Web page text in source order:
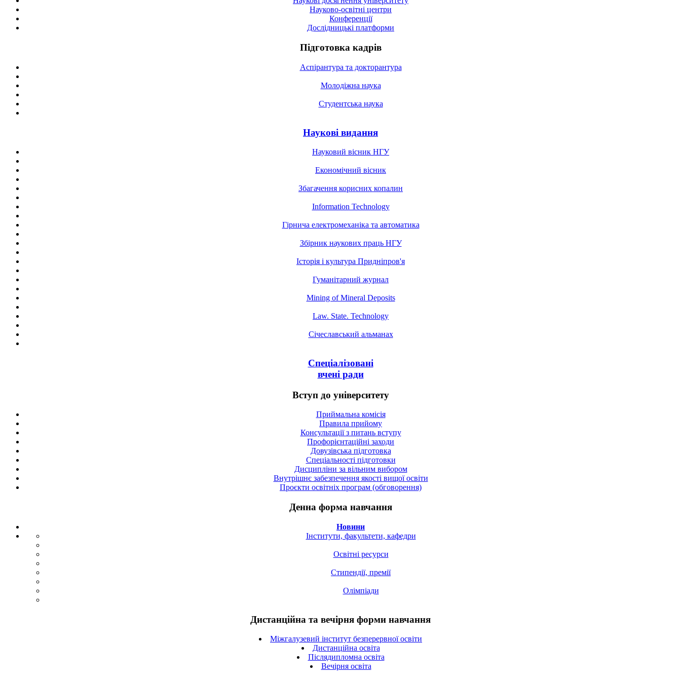
Науково-освітні центри
Конференції
Дослідницькі платформи
Підготовка кадрів
Аспірантура та докторантура
Молодіжна наука
Студентська наука
Наукові видання
Науковий вісник НГУ
Економічний вісник
Збагачення корисних копалин
Information Technology
Гірнича електромеханіка та автоматика
Збірник наукових праць НГУ
Історія і культура Придніпров'я
Гуманітарний журнал
Mining of Mineral Deposits
Law. State. Technology
Січеславський альманах
Спеціалізовані
вчені ради
Вступ до університету
Приймальна комісія
Правила прийому
Консультації з питань вступу
Профорієнтаційні заходи
Довузівська підготовка
Спецiальностi підготовки
Дисципліни за вільним вибором
Внутрішнє забезпечення якості вищої освіти
Проєкти освітніх програм (обговорення)
Денна форма навчання
Новини
Інститути, факультети, кафедри
Освітні ресурси
Стипендії, премії
Олімпіади
Дистанційна та вечірня форми навчання
Міжгалузевий інститут безперервної освіти
Дистанційна освіта
Післядипломна освіта
Вечірня освіта